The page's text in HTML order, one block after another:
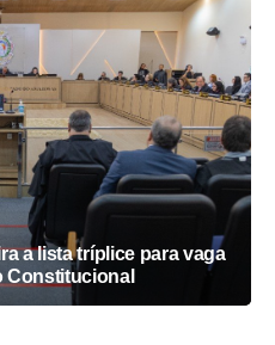
a lista tríplice para vaga
Constitucional